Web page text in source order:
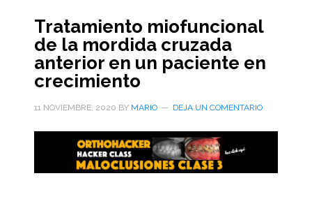
Tratamiento miofuncional
de la mordida cruzada
anterior en un paciente en
crecimiento
11 NOVIEMBRE, 2020 BY MARIO DEJA UN COMENTARIO